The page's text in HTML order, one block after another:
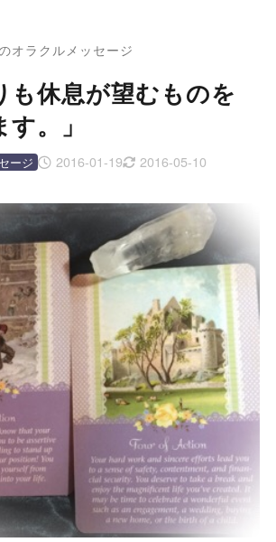
オラクルメッセージ
も休息が望むものを
。」
2016-01-19 2016-05-10
ージ